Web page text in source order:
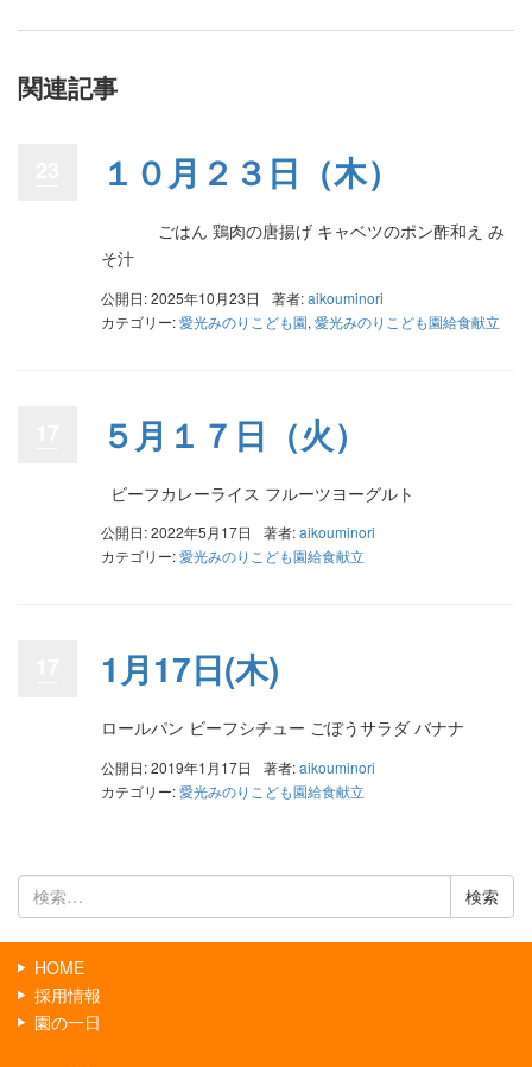
関連記事
１０月２３日（木）
ごはん 鶏肉の唐揚げ キャベツのポン酢和え み
そ汁
公開日: 2025年10月23日 著者:aikouminori
カテゴリー:愛光みのりこども園, 愛光みのりこども園給食献立
５月１７日（火）
ビーフカレーライス フルーツヨーグルト
公開日: 2022年5月17日 著者:aikouminori
カテゴリー:愛光みのりこども園給食献立
1月17日(木)
ロールパン ビーフシチュー ごぼうサラダ バナナ
公開日: 2019年1月17日 著者:aikouminori
カテゴリー:愛光みのりこども園給食献立
検
索:
HOME
採用情報
園の一日